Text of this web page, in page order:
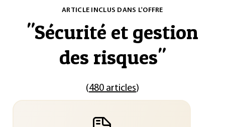
ARTICLE INCLUS DANS L'OFFRE
"Sécurité et gestion
des risques"
(480 articles)